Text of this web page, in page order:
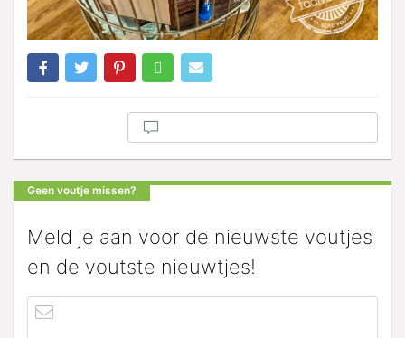
Geen voutje missen?
Meld je aan voor de nieuwste voutjes
en de voutste nieuwtjes!